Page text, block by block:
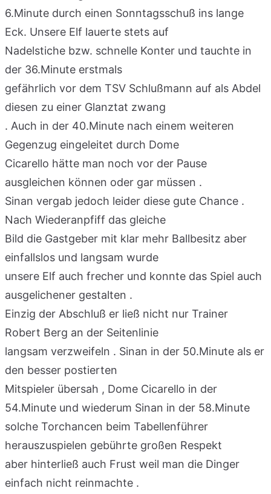
6.Minute durch einen Sonntagsschuß ins lange
Eck. Unsere Elf lauerte stets auf
Nadelstiche bzw. schnelle Konter und tauchte in
der 36.Minute erstmals
gefährlich vor dem TSV Schlußmann auf als Abdel
diesen zu einer Glanztat zwang
. Auch in der 40.Minute nach einem weiteren
Gegenzug eingeleitet durch Dome
Cicarello hätte man noch vor der Pause
ausgleichen können oder gar müssen .
Sinan vergab jedoch leider diese gute Chance .
Nach Wiederanpfiff das gleiche
Bild die Gastgeber mit klar mehr Ballbesitz aber
einfallslos und langsam wurde
unsere Elf auch frecher und konnte das Spiel auch
ausgelichener gestalten .
Einzig der Abschluß er ließ nicht nur Trainer
Robert Berg an der Seitenlinie
langsam verzweifeln . Sinan in der 50.Minute als er
den besser postierten
Mitspieler übersah , Dome Cicarello in der
54.Minute und wiederum Sinan in der 58.Minute
solche Torchancen beim Tabellenführer
herauszuspielen gebührte großen Respekt
aber hinterließ auch Frust weil man die Dinger
einfach nicht reinmachte .